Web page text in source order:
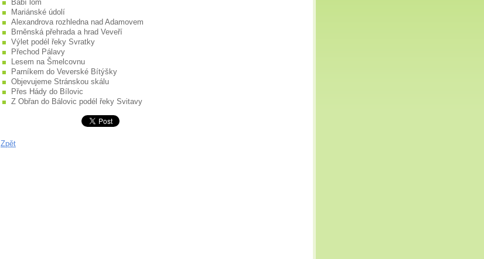
Babí lom
Mariánské údolí
Alexandrova rozhledna nad Adamovem
Brněnská přehrada a hrad Veveří
Výlet podél řeky Svratky
Přechod Pálavy
Lesem na Šmelcovnu
Parníkem do Veverské Bítýšky
Objevujeme Stránskou skálu
Přes Hády do Bílovic
Z Obřan do Bálovic podél řeky Svitavy
Zpět